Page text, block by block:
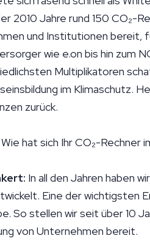
2010 Jahre rund 150 CO₂-
und Institutionen bereit,
wie e.on bis hin zum
Multiplikatoren
im Klimaschutz.
zurück.
Wie hat sich Ihr CO₂-
In all den Jahren haben
Eine der wichtigsten
So stellen wir seit über 10
von Unternehmen bereit.